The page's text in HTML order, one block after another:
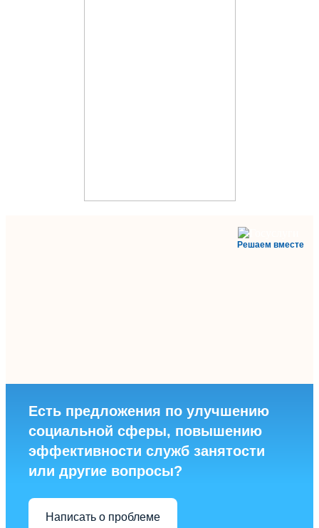
Решаем вместе
Есть предложения по улучшению
социальной сферы, повышению
эффективности служб занятости
или другие вопросы?
Написать о проблеме